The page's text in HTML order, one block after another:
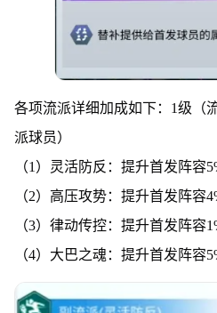
各项流派详细加成如下：1级（
派球员）
（1）灵活防反：提升首发阵容
（2）高压攻势：提升首发阵容
（3）律动传控：提升首发阵容
（4）大巴之魂：提升首发阵容